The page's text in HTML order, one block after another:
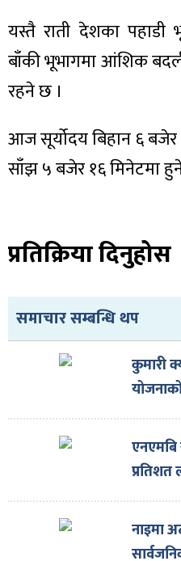
यस्तै राती देशका
बाँकी भूभागमा आंशिक
रहने छ ।
आज सूर्योदय बिहान ६ बजेर
साँझ ५ बजेर १६ मिनेटमा
प्रतिक्रिया दिनुहोस
समाचार सम्बन्धि थप
कुमारी
प्रतिशत
नाइमा